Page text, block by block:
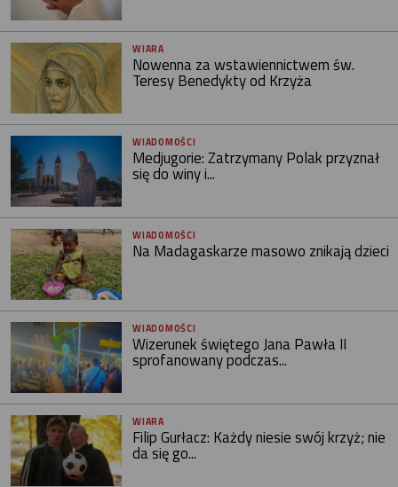
WIARA
Nowenna za wstawiennictwem św.
Teresy Benedykty od Krzyża
WIADOMOŚCI
Medjugorie: Zatrzymany Polak przyznał
się do winy i...
WIADOMOŚCI
Na Madagaskarze masowo znikają dzieci
WIADOMOŚCI
Wizerunek świętego Jana Pawła II
sprofanowany podczas...
WIARA
Filip Gurłacz: Każdy niesie swój krzyż; nie
da się go...